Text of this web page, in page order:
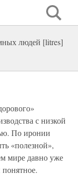
людей [litres]
с низкой
По иронии
«полезной»,
мире давно уже